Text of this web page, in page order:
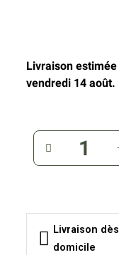
Livraison
vendredi 14 août.
Livraison
domicile